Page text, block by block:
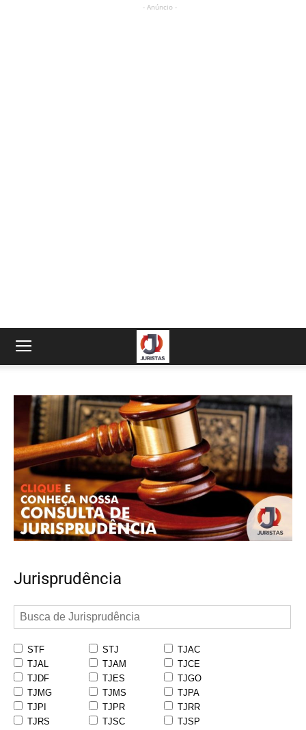
- Anúncio -
Jurisprudência
STF STJ
TJAC
TJAL
TJAM
TJCE
TJDF
TJES
TJGO
TJMG
TJMS
TJPA
TJPI
TJPR
TJRR
TJRS
TJSC
TJSP